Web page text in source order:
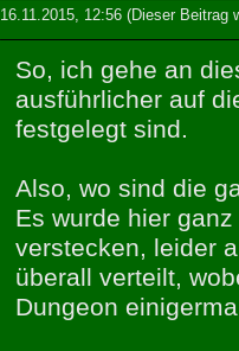
16.11.2015, 12:56(Dieser Beitrag
So, ich gehe an
ausführlicher auf
festgelegt sind.
Also, wo sind die
Es wurde hier
verstecken, leider
überall verteilt,
Dungeon